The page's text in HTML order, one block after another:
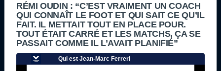
RÉMI OUDIN : “C’EST VRAIMENT UN COACH
QUI CONNAÎT LE FOOT ET QUI SAIT CE QU’IL
FAIT. IL METTAIT TOUT EN PLACE POUR.
TOUT ÉTAIT CARRÉ ET LES MATCHS, ÇA SE
PASSAIT COMME IL L’AVAIT PLANIFIÉ”